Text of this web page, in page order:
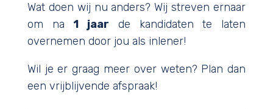
Wat doen wij nu anders? Wij streven ernaar
om na 1 jaar de kandidaten te laten
overnemen door jou als inlener!
Wil je er graag meer over weten? Plan dan
een vrijblijvende afspraak!